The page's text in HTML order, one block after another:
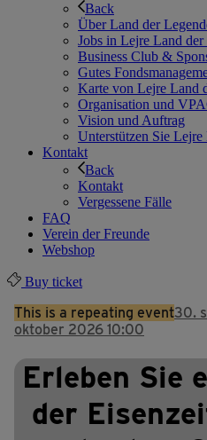
Back
Über Land der
Jobs in Lejre Land der
Business Club &
Gutes
Karte von Lejre Land
Organisation und
Vision und Auftrag
Unterstützen Sie
Kontakt
Back
Kontakt
Vergessene Fälle
FAQ
Verein der Freunde
Webshop
Buy ticket
This is a repeating event30.
oktober 2026 10:00
Erleben Sie
der